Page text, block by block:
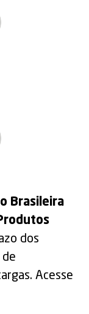
Brasileira
dos
Acesse